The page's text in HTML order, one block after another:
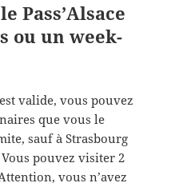
Pass’Alsace
ou un week-
valide, vous pouvez
que vous le
sauf à Strasbourg
pouvez visiter 2
vous n’avez